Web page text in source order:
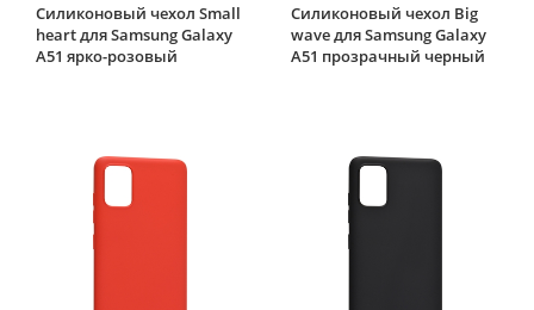
Силиконовый чехол Small
heart для Samsung Galaxy
A51 ярко-розовый
Силиконовый чехол Big
wave для Samsung Galaxy
A51 прозрачный черный